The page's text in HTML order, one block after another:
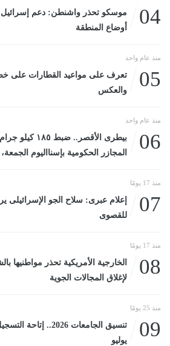
04
موسكو تحذر واشنطن: دعم إسرائيل
أوضاع المنطقة
منذ عام واحد
05
تعرف على مواعيد القطارات على خط
والعكس
منذ عام واحد
06
بيطرى الأقصر..
المجازر الحكومية بإسنااليوم الجمعة، 4 أبريل 2025 08:54 مـ
منذ 17 يومًا
07
إعلام عبرى: سلاح الجو الإسرائيلى
للقصوى
منذ 17 يومًا
08
الخارجية الأمريكية تحذر مواطنيها
لإغلاق المجالات الجوية
منذ 25 يومًا
09
يوليو